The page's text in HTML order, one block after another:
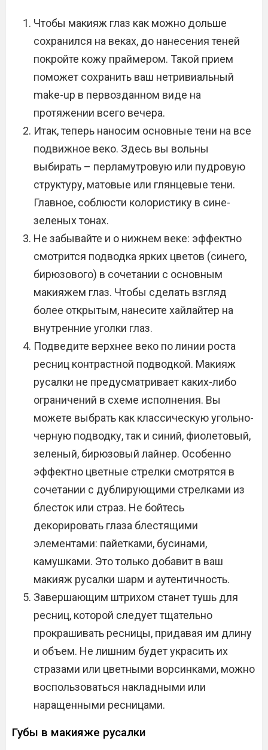
Чтобы макияж глаз как можно дольше
сохранился на веках, до нанесения теней
покройте кожу праймером. Такой прием
поможет сохранить ваш нетривиальный
make-up в первозданном виде на
протяжении всего вечера.
Итак, теперь наносим основные тени на все
подвижное веко. Здесь вы вольны
выбирать – перламутровую или пудровую
структуру, матовые или глянцевые тени.
Главное, соблюсти колористику в сине-
зеленых тонах.
Не забывайте и о нижнем веке: эффектно
смотрится подводка ярких цветов (синего,
бирюзового) в сочетании с основным
макияжем глаз. Чтобы сделать взгляд
более открытым, нанесите хайлайтер на
внутренние уголки глаз.
Подведите верхнее веко по линии роста
ресниц контрастной подводкой. Макияж
русалки не предусматривает каких-либо
ограничений в схеме исполнения. Вы
можете выбрать как классическую угольно-
черную подводку, так и синий, фиолетовый,
зеленый, бирюзовый лайнер. Особенно
эффектно цветные стрелки смотрятся в
сочетании с дублирующими стрелками из
блесток или страз. Не бойтесь
декорировать глаза блестящими
элементами: пайетками, бусинами,
камушками. Это только добавит в ваш
макияж русалки шарм и аутентичность.
Завершающим штрихом станет тушь для
ресниц, которой следует тщательно
прокрашивать ресницы, придавая им длину
и объем. Не лишним будет украсить их
стразами или цветными ворсинками, можно
воспользоваться накладными или
наращенными ресницами.
Губы в макияже русалки